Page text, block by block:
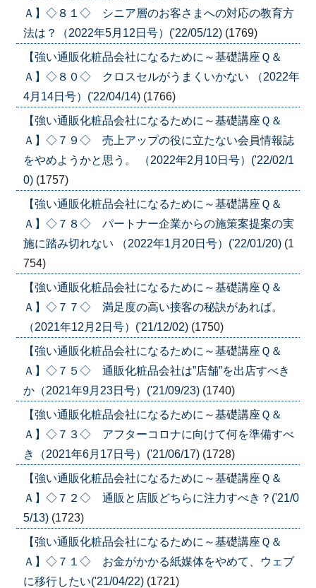
Ａ】◇８１◇ シニア層のお客さまへの対応の教育方
法は？（2022年5月12日号）('22/05/12) (1769)
【強い通販化粧品会社になるために～基礎講座Ｑ＆
Ａ】◇８０◇ クロスセルがうまくいかない （2022年
4月14日号）('22/04/14) (1766)
【強い通販化粧品会社になるために～基礎講座Ｑ＆
Ａ】◇７９◇ 売上アップの役に立たない会員情報誌
をやめようかと思う。 （2022年2月10日号）('22/02/1
0) (1757)
【強い通販化粧品会社になるために～基礎講座Ｑ＆
Ａ】◇７８◇ パートナー企業からの施策案提案の実
施に踏み切れない （2022年1月20日号）('22/01/20) (1
754)
【強い通販化粧品会社になるために～基礎講座Ｑ＆
Ａ】◇７７◇ 満足度の高い接客の秘訣があれば。
（2021年12月2日号）('21/12/02) (1750)
【強い通販化粧品会社になるために～基礎講座Ｑ＆
Ａ】◇７５◇ 通販化粧品会社は”店舗”を出店すべき
か（2021年9月23日号）('21/09/23) (1740)
【強い通販化粧品会社になるために～基礎講座Ｑ＆
Ａ】◇７３◇ アフターコロナに向けて何を準備すべ
き（2021年6月17日号）('21/06/17) (1728)
【強い通販化粧品会社になるために～基礎講座Ｑ＆
Ａ】◇７２◇ 通販と店販どちらに注力すべき？('21/0
5/13) (1723)
【強い通販化粧品会社になるために～基礎講座Ｑ＆
Ａ】◇７１◇ お金がかかる紙媒体をやめて、ウェブ
に移行したい('21/04/22) (1721)